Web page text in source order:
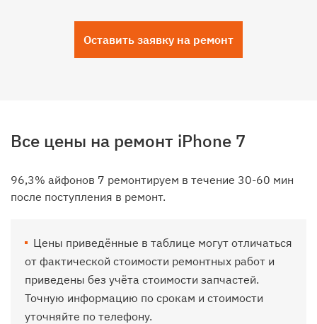
Оставить заявку на ремонт
Все цены на ремонт iPhone 7
96,3% айфонов 7 ремонтируем в течение 30-60 мин
после поступления в ремонт.
Цены приведённые в таблице могут отличаться
от фактической стоимости ремонтных работ и
приведены без учёта стоимости запчастей.
Точную информацию по срокам и стоимости
уточняйте по телефону.